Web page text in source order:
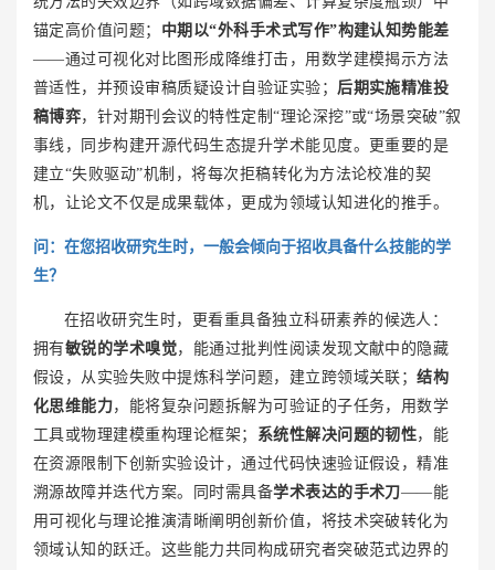
锚定高价值问题； 中期以“外科手术式写作”构建认知势能差
——通过可视化对比图形成降维打击，用数学建模揭示方法
普适性，并预设审稿质疑设计自验证实验； 后期实施精准投
稿博弈，针对期刊会议的特性定制“理论深挖”或“场景突破”叙
事线，同步构建开源代码生态提升学术能见度。更重要的是
建立“失败驱动”机制，将每次拒稿转化为方法论校准的契
机，让论文不仅是成果载体，更成为领域认知进化的推手。
问： 在您招收研究生时，一般会倾向于招收具备什么技能的学
生？
在招收研究生时，更看重具备独立科研素养的候选人：
拥有敏锐的学术嗅觉，能通过批判性阅读发现文献中的隐藏
假设，从实验失败中提炼科学问题，建立跨领域关联；结构
化思维能力，能将复杂问题拆解为可验证的子任务，用数学
工具或物理建模重构理论框架； 系统性解决问题的韧性，能
在资源限制下创新实验设计，通过代码快速验证假设，精准
溯源故障并迭代方案。同时需具备学术表达的手术刀——能
用可视化与理论推演清晰阐明创新价值，将技术突破转化为
领域认知的跃迁。这些能力共同构成研究者突破范式边界的